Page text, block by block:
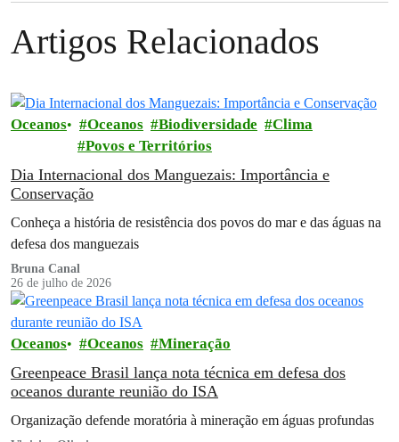
Artigos Relacionados
Oceanos Oceanos Biodiversidade
Clima
Povos e Territórios
Dia Internacional dos Manguezais: Importância e
Conservação
Conheça a história de resistência dos povos do mar e das águas na
defesa dos manguezais
Bruna Canal
26 de julho de 2026
Oceanos Oceanos Mineração
Greenpeace Brasil lança nota técnica em defesa dos
oceanos durante reunião do ISA
Organização defende moratória à mineração em águas profundas